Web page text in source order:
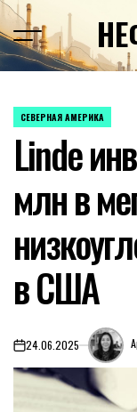
Перейти
к
содержимому
ОПУБЛИКОВАНО
СЕВЕРНАЯ АМЕРИКА
Linde
млн в
в США
on24.06.2025